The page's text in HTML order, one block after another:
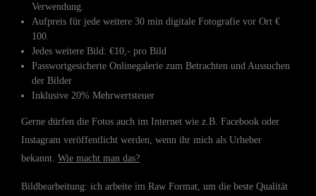
Verwendung.
Aufpreis für jede weitere 30 min digitale Fotografie vor Ort €
100.
Jedes weitere Bild: €10,- pro Bild
Passwortgesicherte Onlinegalerie zum Betrachten und Aussuchen
der Bilder
Inklusive 20% Mehrwertsteuer
Gerne dürfen die Fotos auch im Internet wie z.B. Facebook oder
Instagram veröffentlicht werden, wenn ihr mich als Urheber
bekannt. Wie macht man das?
Bildbearbeitung: ich arbeite im Raw Format, um die beste Qualität